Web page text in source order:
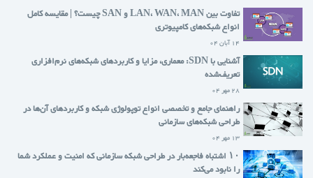
تفاوت بین LAN، WAN، MAN و SAN چیست؟ | مقایسه کامل
انواع شبکه‌های کامپیوتری
14 آبان 04
آشنایی با SDN: معماری، مزایا و کاربردهای شبکه‌های نرم‌افزاری
تعریف‌شده
28 مهر 04
راهنمای جامع و تخصصی انواع توپولوژی شبکه و کاربردهای آن‌ها در
طراحی شبکه‌های سازمانی
13 مهر 04
۱۰ اشتباه فاجعه‌بار در طراحی شبکه سازمانی که امنیت و عملکرد شما
را نابود می‌کند